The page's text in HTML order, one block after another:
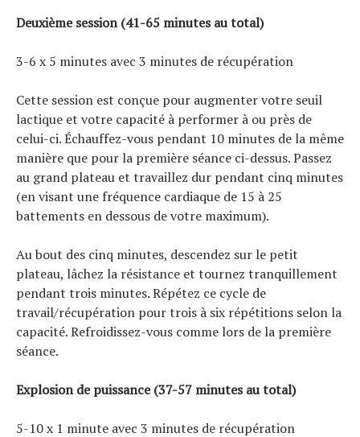
Deuxième session (41-65 minutes au total)
3-6 x 5 minutes avec 3 minutes de récupération
Cette session est conçue pour augmenter votre seuil
lactique et votre capacité à performer à ou près de
celui-ci. Échauffez-vous pendant 10 minutes de la même
manière que pour la première séance ci-dessus. Passez
au grand plateau et travaillez dur pendant cinq minutes
(en visant une fréquence cardiaque de 15 à 25
battements en dessous de votre maximum).
Au bout des cinq minutes, descendez sur le petit
plateau, lâchez la résistance et tournez tranquillement
pendant trois minutes. Répétez ce cycle de
travail/récupération pour trois à six répétitions selon la
capacité. Refroidissez-vous comme lors de la première
séance.
Explosion de puissance (37-57 minutes au total)
5-10 x 1 minute avec 3 minutes de récupération